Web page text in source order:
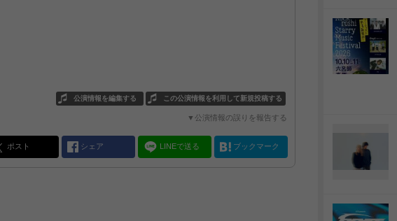
この公演情報を利用して新規投稿する
公演情報を編集する
▼公演情報の誤りを報告する
ポスト シェア LINEで送る ブックマーク